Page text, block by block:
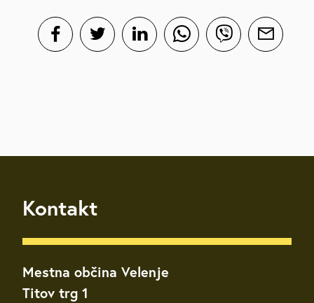
Kontakt
Mestna občina Velenje
Titov trg 1